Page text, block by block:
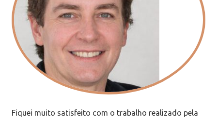
Fiquei muito satisfeito com o trabalho realizado pela